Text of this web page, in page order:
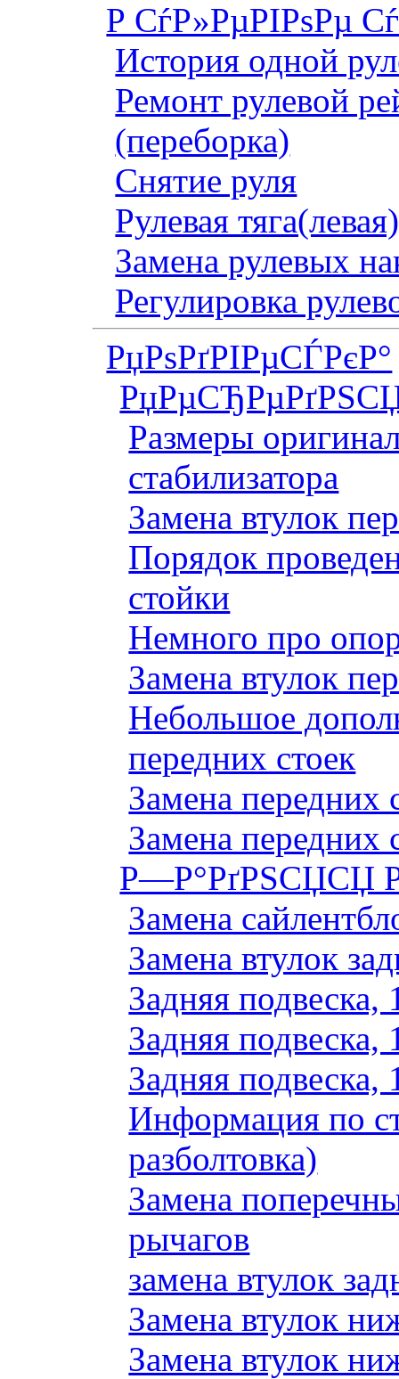
Р СѓР»РµРІРѕРµ
История одной
Ремонт рулевой
(переборка)
Снятие руля
Рулевая
Замена рулевых
Регулировка
РџРѕРґРІРµСЃРєР°
Размеры
стабилизатора
Замена втулок
Порядок
стойки
Немного про
Замена втулок
Небольшое
передних стоек
Замена передних
Замена передних
Р—Р°РґРЅСЏСЏ
Замена
Замена втулок
Задняя подвеска,
Задняя подвеска,
Задняя
Информация по
разболтовка)
Замена
рычагов
замена втулок
Замена втулок
Замена втулок